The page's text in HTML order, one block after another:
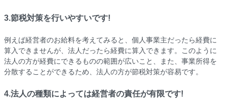
3.節税対策を行いやすいです!
例えば経営者のお給料を考えてみると、個人事業主だったら経費に
算入できませんが、法人だったら経費に算入できます。このように
法人の方が経費にできるものの範囲が広いこと、また、事業所得を
分散することができるため、法人の方が節税対策が容易です。
4.法人の種類によっては経営者の責任が有限です!